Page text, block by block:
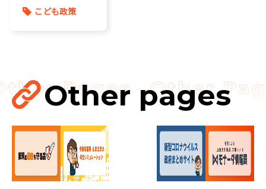
こども政策
Other pages